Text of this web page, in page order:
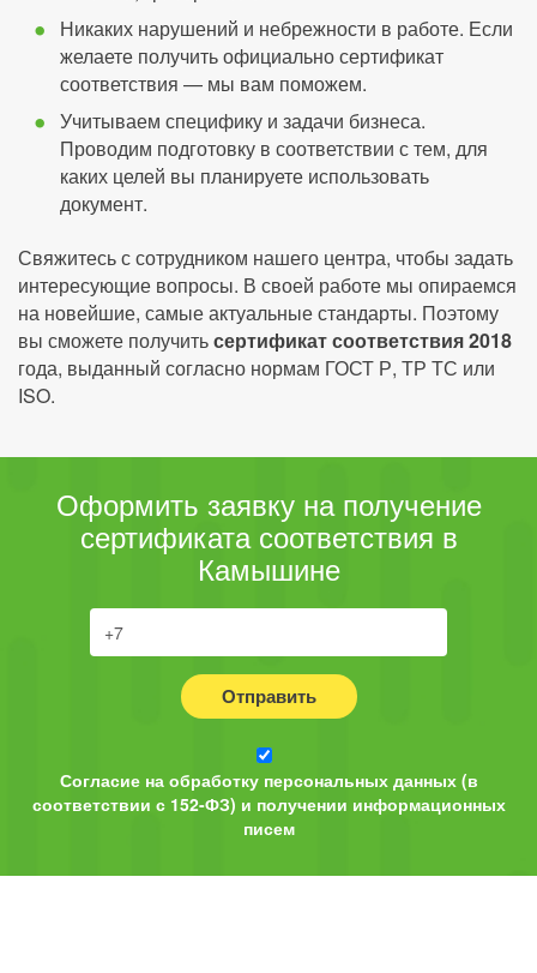
Никаких нарушений и небрежности в работе. Если
желаете получить официально сертификат
соответствия — мы вам поможем.
Учитываем специфику и задачи бизнеса.
Проводим подготовку в соответствии с тем, для
каких целей вы планируете использовать
документ.
Свяжитесь с сотрудником нашего центра, чтобы задать
интересующие вопросы. В своей работе мы опираемся
на новейшие, самые актуальные стандарты. Поэтому
вы сможете получитьсертификат соответствия 2018
года, выданный согласно нормам ГОСТ Р, ТР ТС или
ISO.
Оформить заявку на получение
сертификата соответствия в
Камышине
Отправить
Согласие на обработку персональных данных (в
соответствии с 152-ФЗ) и получении информационных
писем